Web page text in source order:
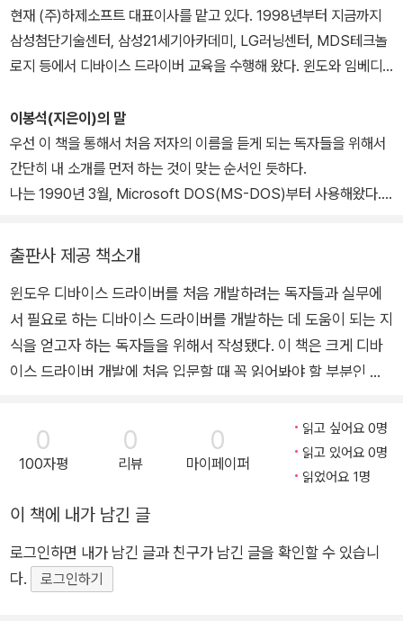
현재 (주)하제소프트 대표이사를 맡고 있다. 1998년부터 지금까지
삼성첨단기술센터, 삼성21세기아카데미, LG러닝센터, MDS테크놀
로지 등에서 디바이스 드라이버 교육을 수행해 왔다. 윈도와 임베디
ess, 1394등)와 보안 시스템에 관심이 많다. 현재 에어클래스, 유튜
브("이봉석")에서 디바이스 드라이버와 USB, 보안 시스템 등에 대한
강좌를 진행하고 있다. 주요 저서로는 『실전 윈도 디바이스 드라이버
2/e』(에이콘, 2019), 『Windows CE 실전 가이드』(에이콘, 2006)
다.
이봉석(지은이)의 말
우선 이 책을 통해서 처음 저자의 이름을 듣게 되는 독자들을 위해서
간단히 내 소개를 먼저 하는 것이 맞는 순서인 듯하다.
나는 1990년 3월, Microsoft DOS(MS-DOS)부터 사용해왔다.
'로보트 태권브이'를 만드는 일을 하고 있을 줄 알았다. 그런 생각을
하면서 학부 시절을 보냈기 때문에, 당시 '전자계산학과'라는 학과에
서는 전혀 가르쳐주지 않는 내용들에 대한 해답을 항상 찾아 다니면
서 공부했던 기억이 난다.
전산과 조교보다는 전자과 조교를 찾아 다니면서 공부했으며, 어셈블
리어, 마이크로 프로세서, 컴퓨터 아키텍처, 전자공학 등을 거의 미친
엄밀하게 말해서 지금 하고 있는 일이 내가 정말로 원했던 일은 아니
지만, 비슷한 일을 하고 있다고는 말할 수 있다. 하드웨어(로봇)를 구
l) 수준으로 작성된 소프트웨어를 작성하고 있기 때문이다.
지금 생각해보면, 나는 로봇을 만드는 일이 아니라, 하드웨어를 구동
하는 방법 그 자체에 매력을 느꼈던 것이 분명하다.
출판사 제공 책소개
윈도우 디바이스 드라이버를 처음 개발하려는 독자들과 실무에
서 필요로 하는 디바이스 드라이버를 개발하는 데 도움이 되는 지
식을 얻고자 하는 독자들을 위해서 작성됐다. 이 책은 크게 디바
이스 드라이버 개발에 처음 입문할 때 꼭 읽어봐야 할 부분인 기
오, 콜백 주소 테이블 가로채기, PCIe, 오토 마우스와 오토 키보
드) 디바이스 드라이버를 개발하는 개발자들을 위한 응용편(3장
부터 9장까지), 두 부분으로 나뉜다. 따라서 디바이스 드라이버
지고 윈도우 운영체제에서 동작하는 디바이스 드라이버를 만들
어야 하는 독자 모두를 만족시킬 수 있는 책이 될 것이다. 2판에
서는 기존 윈도우 8 기반의 내용을 윈도우 10으로 업데이트하는
0
100자평
0
리뷰
0
마이페이퍼
읽고 싶어요 0명
읽고 있어요 0명
읽었어요 1명
이 책에 내가 남긴 글
로그인하면 내가 남긴 글과 친구가 남긴 글을 확인할 수 있습니
다.
로그인하기